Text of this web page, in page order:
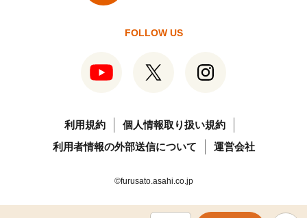
FOLLOW US
利用規約
個人情報取り扱い規約
利用者情報の外部送信について
運営会社
©furusato.asahi.co.jp